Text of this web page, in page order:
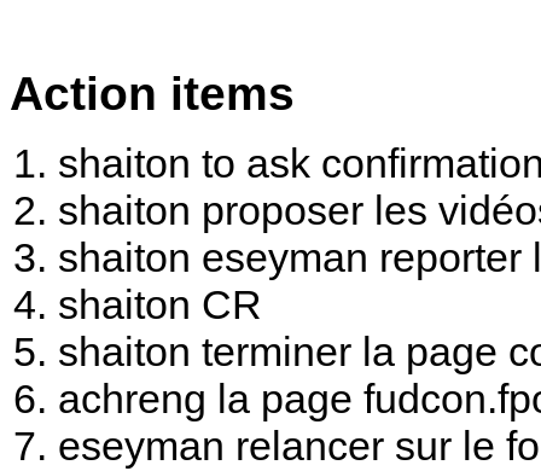
Action items
shaiton to ask
shaiton proposer les
shaiton eseyman reporter
shaiton CR
shaiton terminer la page
achreng la page
eseyman relancer sur le